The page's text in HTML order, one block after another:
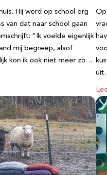
Hij werd op school erg
van dat naar school gaan
“Ik voelde eigenlijk
mij begreep, alsof
kon ik ook niet meer zo…